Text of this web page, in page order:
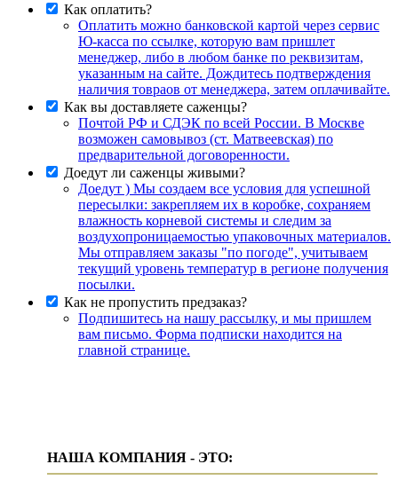
Как оплатить?
Оплатить можно банковской картой через сервис
Ю-касса по ссылке, которую вам пришлет
менеджер, либо в любом банке по реквизитам,
указанным на сайте. Дождитесь подтверждения
наличия товраов от менеджера, затем оплачивайте.
Как вы доставляете саженцы?
Почтой РФ и СДЭК по всей России. В Москве
возможен самовывоз (ст. Матвеевская) по
предварительной договоренности.
Доедут ли саженцы живыми?
Доедут ) Мы создаем все условия для успешной
пересылки: закрепляем их в коробке, сохраняем
влажность корневой системы и следим за
воздухопроницаемостью упаковочных материалов.
Мы отправляем заказы "по погоде", учитываем
текущий уровень температур в регионе получения
посылки.
Как не пропустить предзаказ?
Подпишитесь на нашу рассылку, и мы пришлем
вам письмо. Форма подписки находится на
главной странице.
НАША КОМПАНИЯ - ЭТО: